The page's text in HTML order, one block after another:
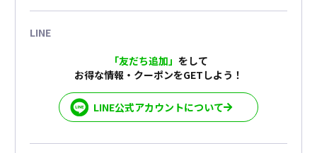
LINE
「友だち追加」 をして
お得な情報・クーポンをGETしよう！
LINE公式アカウントについて